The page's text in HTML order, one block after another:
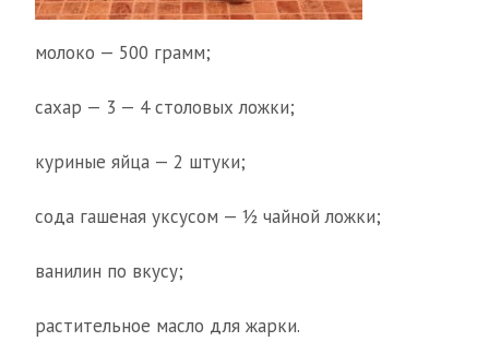
молоко — 500 грамм;
сахар — 3 — 4 столовых ложки;
куриные яйца — 2 штуки;
сода гашеная уксусом — ½ чайной ложки;
ванилин по вкусу;
растительное масло для жарки.